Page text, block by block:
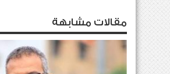
مقالات مشابهة